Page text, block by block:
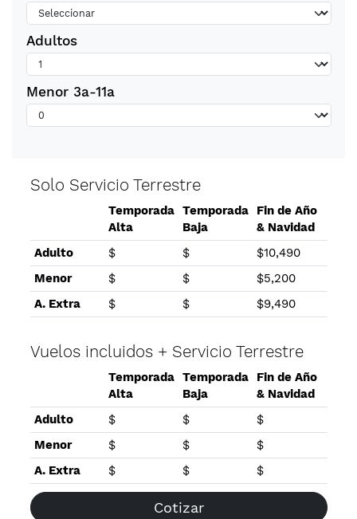
Adultos
Menor 3a-11a
Solo Servicio Terrestre
Temporada
Alta
Temporada
Baja
Fin de Año
& Navidad
Adulto
$ $
$10,490
Menor
$ $
$5,200
A. Extra
$ $ $9,490
Vuelos incluidos + Servicio Terrestre
Temporada
Alta
Temporada
Baja
Fin de Año
& Navidad
Adulto
$ $
$
Menor
$ $
$
A. Extra
$ $ $
Cotizar